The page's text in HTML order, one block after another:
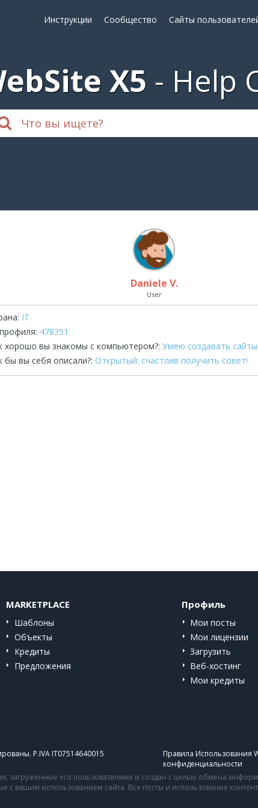
Инструкции Сообщество Сайты
X5 Help
Daniele V.
User
IT
478351
хорошо вы знакомы с компьютером?: Умею создавать сайты.
бы вы себя описали?: Открытый: счастлив получить совет!
MARKETPLACE
Шаблоны
Объекты
Кредиты
Предложения
Профиль
Мои посты
Мои лицензии
Загрузить
Веб-хостинг
Мои кредиты
P.IVA IT07514640015 Правила Использования
конфиденциальности
его пользователями и создан с целью обмена
с вашим использованием сайта. Все посты и использование